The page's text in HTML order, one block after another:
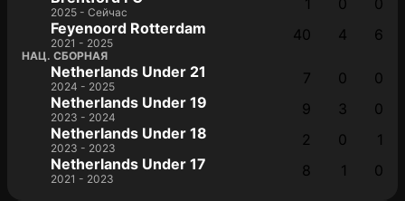
2025 - Сейчас 1 0
0
Feyenoord Rotterdam
2021 - 2025 40 4 6
НАЦ. СБОРНАЯ
Netherlands Under 21
2024 - 2025 7 0
0
Netherlands Under 19
2023 - 2024 9 3
0
Netherlands Under 18
2023 - 2023 2 0
1
Netherlands Under 17
2021 - 2023 8 1 0